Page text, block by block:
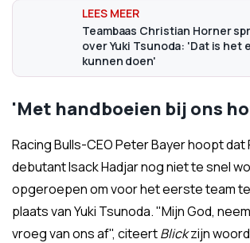
Teambaas Christian Horner
over Yuki Tsunoda: 'Dat is het
kunnen doen'
'Met handboeien bij ons
Racing Bulls-CEO Peter Bayer hoopt dat
debutant Isack Hadjar nog niet te snel
opgeroepen om voor het eerste team te
plaats van Yuki Tsunoda. "Mijn God,
vroeg van ons af", citeertBlickzijn